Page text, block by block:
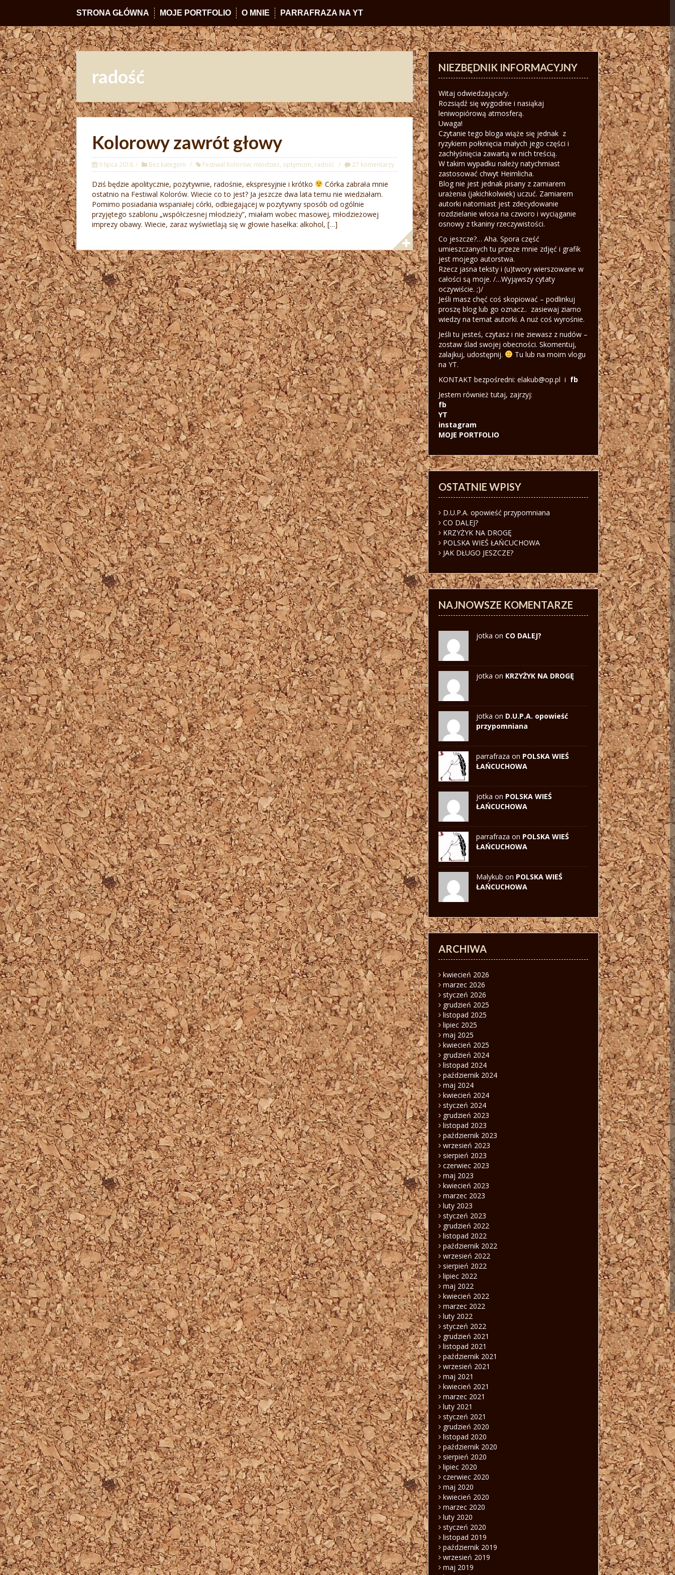
STRONA GŁÓWNA MOJE PORTFOLIO O MNIE PARRAFRAZA NA YT
radość
Kolorowy zawrót głowy
9 lipca 2016 Bez kategorii Festiwal Kolorów, młodzież, optymizm, radość 27 komentarzy
Dziś będzie apolitycznie, pozytywnie, radośnie, ekspresyjnie i krótko
Córka zabrała mnie
ostatnio na Festiwal Kolorów. Wiecie co to jest? Ja jeszcze dwa lata temu nie wiedziałam.
Pomimo posiadania wspaniałej córki, odbiegającej w pozytywny sposób od ogólnie
przyjętego szablonu „współczesnej młodzieży”, miałam wobec masowej, młodzieżowej
imprezy obawy. Wiecie, zaraz wyświetlają się w głowie hasełka: alkohol, […]
NIEZBĘDNIK INFORMACYJNY
Witaj odwiedzająca/y.
Rozsiądź się wygodnie i nasiąkaj
leniwopiórową atmosferą.
Uwaga!
Czytanie tego bloga wiąże się jednak z
ryzykiem połknięcia małych jego części i
zachłyśnięcia zawartą w nich treścią.
W takim wypadku należy natychmiast
zastosować chwyt Heimlicha.
Blog nie jest jednak pisany z zamiarem
urażenia (jakichkolwiek) uczuć. Zamiarem
autorki natomiast jest zdecydowanie
rozdzielanie włosa na czworo i wyciąganie
osnowy z tkaniny rzeczywistości.
Co jeszcze?… Aha. Spora część
umieszczanych tu przeze mnie zdjęć i grafik
jest mojego autorstwa.
Rzecz jasna teksty i (u)twory wierszowane w
całości są moje. /…Wyjąwszy cytaty
oczywiście. ;)/
Jeśli masz chęć coś skopiować – podlinkuj
proszę blog lub go oznacz.. zasiewaj ziarno
wiedzy na temat autorki. A nuż coś wyrośnie.
Jeśli tu jesteś, czytasz i nie ziewasz z nudów –
zostaw ślad swojej obecności. Skomentuj,
zalajkuj, udostępnij.
Tu lub na moim vlogu
na YT.
KONTAKT bezpośredni: elakub@op.pl i fb
Jestem również tutaj, zajrzyj:
fb
YT
instagram
MOJE PORTFOLIO
OSTATNIE WPISY
D.U.P.A. opowieść przypomniana
CO DALEJ?
KRZYŻYK NA DROGĘ
POLSKA WIEŚ ŁAŃCUCHOWA
JAK DŁUGO JESZCZE?
NAJNOWSZE KOMENTARZE
jotka on CO DALEJ?
jotka on KRZYŻYK NA DROGĘ
jotka on D.U.P.A. opowieść
przypomniana
parrafraza on POLSKA WIEŚ
ŁAŃCUCHOWA
jotka on POLSKA WIEŚ
ŁAŃCUCHOWA
parrafraza on POLSKA WIEŚ
ŁAŃCUCHOWA
Malykub on POLSKA WIEŚ
ŁAŃCUCHOWA
ARCHIWA
kwiecień 2026
marzec 2026
styczeń 2026
grudzień 2025
listopad 2025
lipiec 2025
maj 2025
kwiecień 2025
grudzień 2024
listopad 2024
październik 2024
maj 2024
kwiecień 2024
styczeń 2024
grudzień 2023
listopad 2023
październik 2023
wrzesień 2023
sierpień 2023
czerwiec 2023
maj 2023
kwiecień 2023
marzec 2023
luty 2023
styczeń 2023
grudzień 2022
listopad 2022
październik 2022
wrzesień 2022
sierpień 2022
lipiec 2022
maj 2022
kwiecień 2022
marzec 2022
luty 2022
styczeń 2022
grudzień 2021
listopad 2021
październik 2021
wrzesień 2021
maj 2021
kwiecień 2021
marzec 2021
luty 2021
styczeń 2021
grudzień 2020
listopad 2020
październik 2020
sierpień 2020
lipiec 2020
czerwiec 2020
maj 2020
kwiecień 2020
marzec 2020
luty 2020
styczeń 2020
listopad 2019
październik 2019
wrzesień 2019
maj 2019